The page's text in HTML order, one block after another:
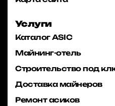
Услуги
Каталог ASIC
Майнинг-отель
Строительство под
Доставка майнеров
Ремонт асиков